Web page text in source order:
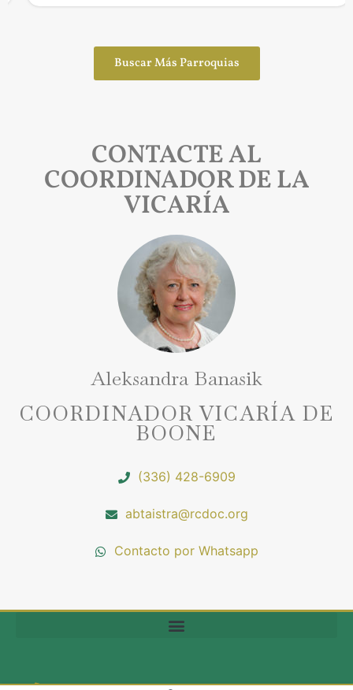
Buscar Más Parroquias
CONTACTE AL
COORDINADOR DE LA
VICARÍA
Aleksandra Banasik
COORDINADOR VICARÍA DE
BOONE
(336) 428-6909
abtaistra@rcdoc.org
Contacto por Whatsapp